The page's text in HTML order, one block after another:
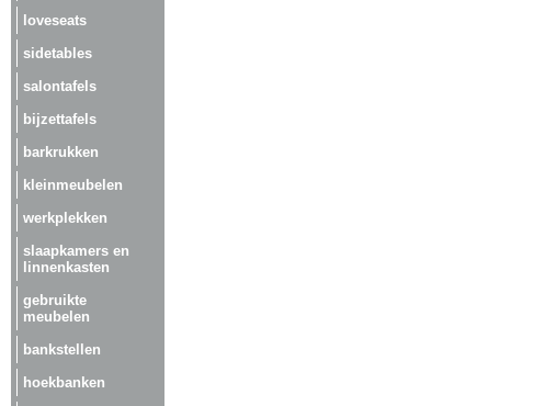
loveseats
sidetables
salontafels
bijzettafels
barkrukken
kleinmeubelen
werkplekken
slaapkamers en
linnenkasten
gebruikte
meubelen
bankstellen
hoekbanken